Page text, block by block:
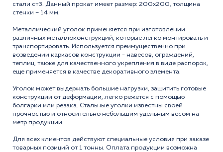
стали ст3. Данный прокат имеет размер: 200x200, толщина
стенки – 14 мм.
Металлический уголок применяется при изготовлении
различных металлоконструкций, которые легко монтировать и
транспортировать. Используется преимущественно при
возведении каркасов конструкции - навесов, ограждений,
теплиц, также для качественного укрепления в виде распорок,
еще применяется в качестве декоративного элемента.
Уголок может выдержать большие нагрузки, защитить готовые
конструкции от деформации, легко режется с помощью
болгарки или резака. Стальные уголки известны своей
прочностью и относительно небольшим удельным весом на
метр продукции.
Для всех клиентов действуют специальные условия при заказе
товарных позиций от 1 тонны. Оплата продукции возможна